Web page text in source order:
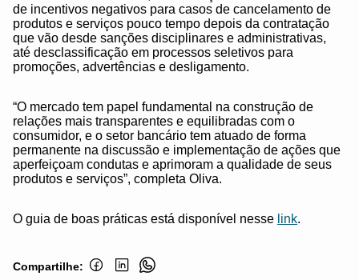
de incentivos negativos para casos de cancelamento de
produtos e serviços pouco tempo depois da contratação
que vão desde sanções disciplinares e administrativas,
até desclassificação em processos seletivos para
promoções, advertências e desligamento.
“O mercado tem papel fundamental na construção de
relações mais transparentes e equilibradas com o
consumidor, e o setor bancário tem atuado de forma
permanente na discussão e implementação de ações que
aperfeiçoam condutas e aprimoram a qualidade de seus
produtos e serviços”, completa Oliva.
O guia de boas práticas está disponível nesse link.
Compartilhe: